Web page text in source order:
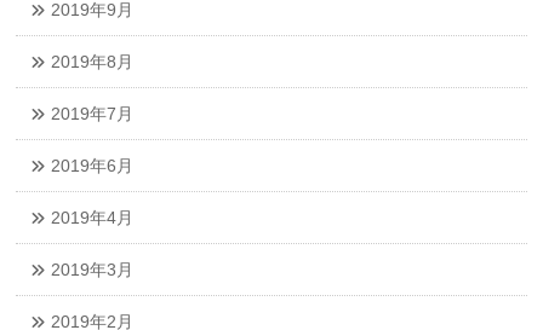
2019年9月
2019年8月
2019年7月
2019年6月
2019年4月
2019年3月
2019年2月